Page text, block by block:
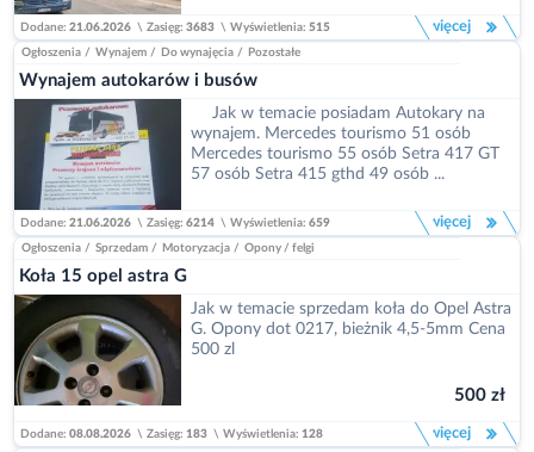
Dodane:21.06.2026 \ Zasięg:3683 \ Wyświetlenia:515 więcej
Ogłoszenia / Wynajem / Do wynajęcia / Pozostałe
Wynajem autokarów i busów
Jak w temacie posiadam Autokary na
wynajem. Mercedes tourismo 51 osób
Mercedes tourismo 55 osób Setra 417 GT
57 osób Setra 415 gthd 49 osób ...
Dodane:21.06.2026 \ Zasięg:6214 \ Wyświetlenia:659 więcej
Ogłoszenia / Sprzedam / Motoryzacja / Opony / felgi
Koła 15 opel astra G
Jak w temacie sprzedam koła do Opel Astra
G. Opony dot 0217, bieżnik 4,5-5mm Cena
500 zl
500 zł
Dodane:08.08.2026 \ Zasięg:183 \ Wyświetlenia:128 więcej